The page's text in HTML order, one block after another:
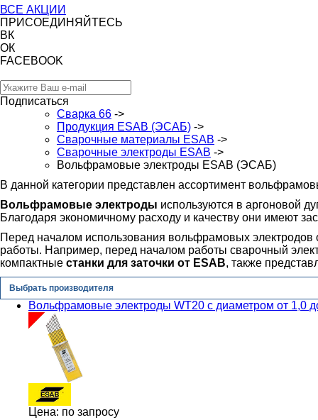
ВСЕ АКЦИИ
ПРИСОЕДИНЯЙТЕСЬ
ВК
ОК
FACEBOOK
Подписаться
Сварка 66 ->
Продукция ESAB (ЭСАБ) ->
Сварочные материалы ESAB ->
Сварочные электроды ESAB ->
Вольфрамовые электроды ESAB (ЭСАБ)
В данной категории представлен ассортимент
Вольфрамовые электроды используются в аргоновой
Благодаря экономичному расходу и качеству они имеют
Перед началом использования вольфрамовых электродов
работы. Например, перед началом работы сварочный
компактные станки для заточки от ESAB, также
Выбрать производителя
Вольфрамовые электроды WT20 с диаметром от 1,0
Цена: по запросу